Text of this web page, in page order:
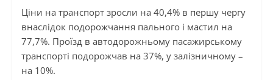
Ціни на транспорт зросли на 40,4% в першу чергу
внаслідок подорожчання пального і мастил на
77,7%. Проїзд в автодорожньому пасажирському
транспорті подорожчав на 37%, у залізничному –
на 10%.